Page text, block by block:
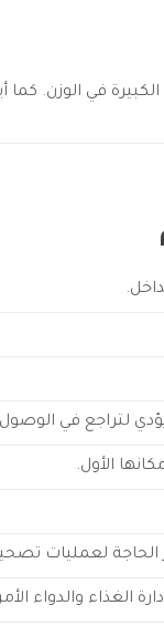
في الوزن. كما
لتراجع في
الأول.
لعمليات
الغذاء والدواء